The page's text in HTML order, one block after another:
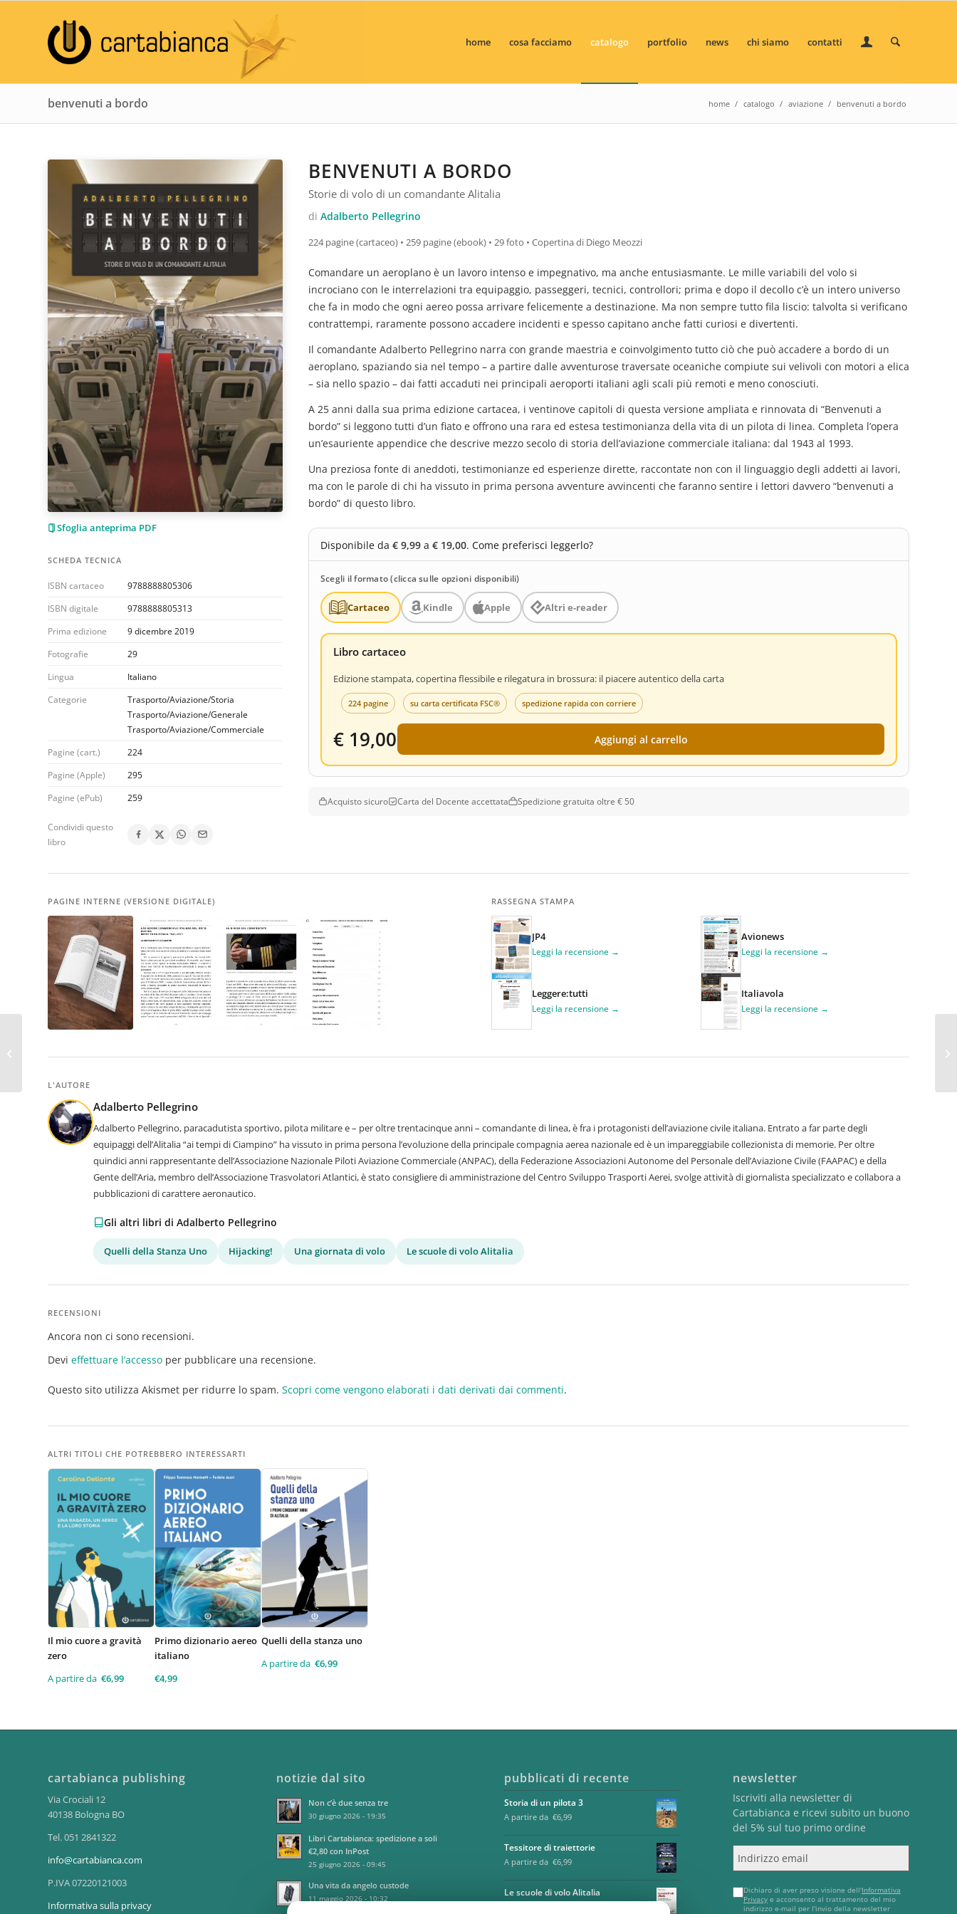
home cosa facciamo catalogo portfolio news chi siamo contatti
benvenuti a bordo home / catalogo / aviazione / benvenuti a bordo
Sfoglia anteprima PDF
SCHEDA TECNICA
ISBN cartaceo
9788888805306
ISBN digitale
9788888805313
Prima edizione
9 dicembre 2019
Fotografie
29
Lingua
Italiano
Categorie
Trasporto/Aviazione/Storia
Trasporto/Aviazione/Generale
Trasporto/Aviazione/Commerciale
Pagine (cart.)
224
Pagine (Apple)
295
Pagine (ePub)
259
Condividi questo
libro
BENVENUTI A BORDO
Storie di volo di un comandante Alitalia
di Adalberto Pellegrino
224 pagine (cartaceo) • 259 pagine (ebook) • 29 foto • Copertina di Diego Meozzi
Comandare un aeroplano è un lavoro intenso e impegnativo, ma anche entusiasmante. Le mille variabili del volo si
incrociano con le interrelazioni tra equipaggio, passeggeri, tecnici, controllori; prima e dopo il decollo c’è un intero universo
che fa in modo che ogni aereo possa arrivare felicemente a destinazione. Ma non sempre tutto fila liscio: talvolta si verificano
contrattempi, raramente possono accadere incidenti e spesso capitano anche fatti curiosi e divertenti.
Il comandante Adalberto Pellegrino narra con grande maestria e coinvolgimento tutto ciò che può accadere a bordo di un
aeroplano, spaziando sia nel tempo – a partire dalle avventurose traversate oceaniche compiute sui velivoli con motori a elica
– sia nello spazio – dai fatti accaduti nei principali aeroporti italiani agli scali più remoti e meno conosciuti.
A 25 anni dalla sua prima edizione cartacea, i ventinove capitoli di questa versione ampliata e rinnovata di “Benvenuti a
bordo” si leggono tutti d’un fiato e offrono una rara ed estesa testimonianza della vita di un pilota di linea. Completa l’opera
un’esauriente appendice che descrive mezzo secolo di storia dell’aviazione commerciale italiana: dal 1943 al 1993.
Una preziosa fonte di aneddoti, testimonianze ed esperienze dirette, raccontate non con il linguaggio degli addetti ai lavori,
ma con le parole di chi ha vissuto in prima persona avventure avvincenti che faranno sentire i lettori davvero “benvenuti a
bordo” di questo libro.
Disponibile da € 9,99 a € 19,00. Come preferisci leggerlo?
Scegli il formato (clicca sulle opzioni disponibili)
Cartaceo Kindle Apple Altri e-reader
Libro cartaceo
Edizione stampata, copertina flessibile e rilegatura in brossura: il piacere autentico della carta
224 pagine su carta certificata FSC® spedizione rapida con corriere
€ 19,00 Aggiungi al carrello
Acquisto sicuro Carta del Docente accettata Spedizione gratuita oltre € 50
PAGINE INTERNE (VERSIONE DIGITALE) RASSEGNA STAMPA
JP4
Leggi la recensione →
Avionews
Leggi la recensione →
Leggere:tutti
Leggi la recensione →
Italiavola
Leggi la recensione →
L'AUTORE
Adalberto Pellegrino
Adalberto Pellegrino, paracadutista sportivo, pilota militare e – per oltre trentacinque anni – comandante di linea, è fra i protagonisti dell’aviazione civile italiana. Entrato a far parte degli
equipaggi dell’Alitalia “ai tempi di Ciampino” ha vissuto in prima persona l’evoluzione della principale compagnia aerea nazionale ed è un impareggiabile collezionista di memorie. Per oltre
quindici anni rappresentante dell’Associazione Nazionale Piloti Aviazione Commerciale (ANPAC), della Federazione Associazioni Autonome del Personale dell’Aviazione Civile (FAAPAC) e della
Gente dell’Aria, membro dell’Associazione Trasvolatori Atlantici, è stato consigliere di amministrazione del Centro Sviluppo Trasporti Aerei, svolge attività di giornalista specializzato e collabora a
pubblicazioni di carattere aeronautico.
Gli altri libri di Adalberto Pellegrino
Quelli della Stanza Uno Hijacking! Una giornata di volo Le scuole di volo Alitalia
RECENSIONI
Ancora non ci sono recensioni.
Devi effettuare l’accesso per pubblicare una recensione.
Questo sito utilizza Akismet per ridurre lo spam. Scopri come vengono elaborati i dati derivati dai commenti.
ALTRI TITOLI CHE POTREBBERO INTERESSARTI
Il mio cuore a gravità
zero
A partire da €6,99
Primo dizionario aereo
italiano
€4,99
Quelli della stanza uno
A partire da €6,99
cartabianca publishing
Via Crociali 12
40138 Bologna BO
Tel. 051 2841322
info@cartabianca.com
P.IVA 07220121003
Informativa sulla privacy
notizie dal sito
Non c’è due senza tre
30 giugno 2026 - 19:35
Libri Cartabianca: spedizione a soli
€2,80 con InPost
25 giugno 2026 - 09:45
Una vita da angelo custode
11 maggio 2026 - 10:32
pubblicati di recente
Storia di un pilota 3
A partire da €6,99
Tessitore di traiettorie
A partire da €6,99
Le scuole di volo Alitalia
newsletter
Iscriviti alla newsletter di
Cartabianca e ricevi subito un buono
del 5% sul tuo primo ordine
Dichiaro di aver preso visione dell'Informativa
Privacye acconsento al trattamento del mio
indirizzo e-mail per l'invio della newsletter
Angels of Assassination